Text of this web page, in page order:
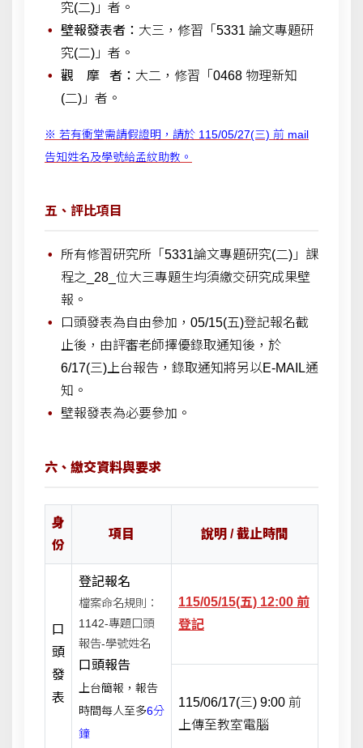
究(二)」者。
壁報發表者： 大三，修習「5331 論文專題研
究(二)」者。
觀 摩 者： 大二，修習「0468 物理新知
(二)」者。
※ 若有衝堂需請假證明，請於 115/05/27(三) 前 mail
告知姓名及學號給孟紋助教。
五、評比項目
所有修習研究所「5331論文專題研究(二)」課
程之_28_位大三專題生均須繳交研究成果壁
報。
口頭發表為自由參加，05/15(五)登記報名截
止後，由評審老師擇優錄取通知後，於
6/17(三)上台報告，錄取通知將另以E-MAIL通
知。
壁報發表為必要參加。
六、繳交資料與要求
身
份
項目 說明 / 截止時間
口
頭
發
表
登記報名
檔案命名規則：
1142-專題口頭
報告-學號姓名
口頭報告
上台簡報，報告
時間每人至多6分
鐘
115/05/15(五) 12:00 前
登記
115/06/17(三) 9:00 前
上傳至教室電腦